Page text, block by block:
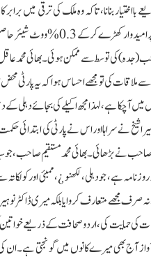
بااختیار بنانا، تاکہ وہ ملک کی ترقی میں
بلکہ 2018 کے کرناٹکا اسمبلی
کی توسط سے ممکن ہوئی۔ بھائی محمد
کی تو مجھے احساس ہوا کہ یہ پارٹی
آ چکا ہے، لہذا مجھ اکیلے کی بجائے دہلی کے
شیخ نے سراہا اور اس نے پارٹی کی
صاحب نے بڑھائی۔ بھائی محمد مستقیم صاحب،
ہے، جو دہلی، لکھنو ¿، ممبئی اور
صرف مجھے متعارف کروایا بلکہ میری ڈاکٹر
حمایت کی، اردو صحافت کے ذریعے خواتین
آج بھی میرے کانوں میں گونجتی ہے۔